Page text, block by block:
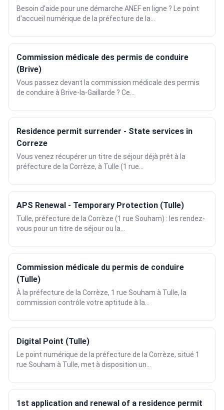
Besoin d'aide pour une démarche ANEF en ligne ? Le point
d'accueil numérique de la préfecture de la...
Commission médicale des permis de conduire
(Brive)
Vous passez devant la commission médicale des permis
de conduire à Brive-la-Gaillarde ? Ce...
Residence permit surrender - State services in
Correze
Vous venez récupérer un titre de séjour déjà prêt à la
préfecture de la Corrèze, à Tulle (1 rue...
APS Renewal - Temporary Protection (Tulle)
Tulle, préfecture de la Corrèze (1 rue Souham) : les rendez-
vous pour un titre de séjour ou la...
Commission médicale du permis de conduire
(Tulle)
À la préfecture de la Corrèze, 1 rue Souham à Tulle, la
commission contrôle votre aptitude à la...
Digital Point (Tulle)
Le point numérique de la préfecture de la Corrèze, situé 1
rue Souham à Tulle, met à disposition un...
1st application and renewal of a residence permit